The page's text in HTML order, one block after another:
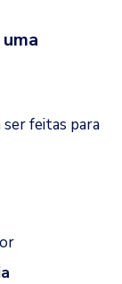
ser feitas para